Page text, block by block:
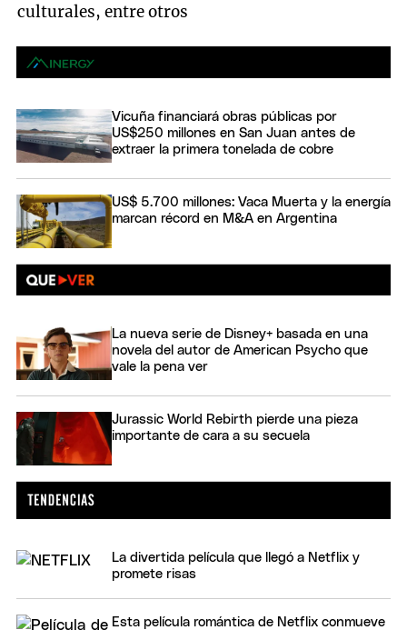
culturales, entre otros
Vicuña financiará obras públicas por
US$250 millones en San Juan antes de
extraer la primera tonelada de cobre
US$ 5.700 millones: Vaca Muerta y la energía
marcan récord en M&A en Argentina
La nueva serie de Disney+ basada en una
novela del autor de American Psycho que
vale la pena ver
Jurassic World Rebirth pierde una pieza
importante de cara a su secuela
La divertida película que llegó a Netflix y
promete risas
Esta película romántica de Netflix conmueve